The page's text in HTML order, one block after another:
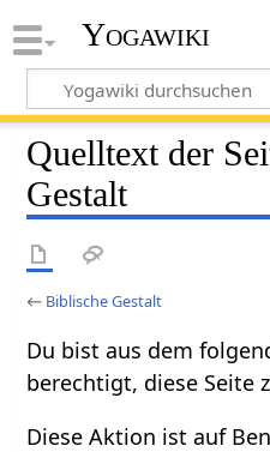
Yogawiki
Quelltext der
Gestalt
← Biblische Gestalt
Du bist aus dem
berechtigt, diese Seite
Diese Aktion ist auf